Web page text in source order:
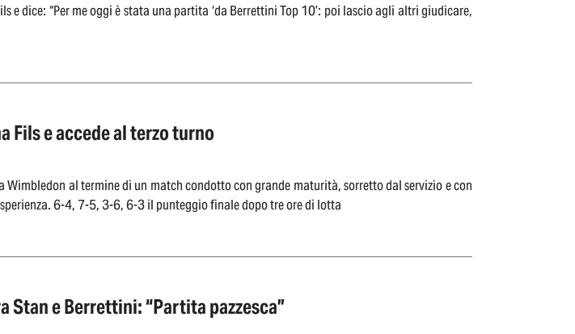
e dice: “Per me oggi è stata una partita ‘da Berrettini Top 10’: poi lascio agli altri giudicare,
Fils e accede al terzo turno
Wimbledon al termine di un match condotto con grande maturità, sorretto dal servizio e con
6-4, 7-5, 3-6, 6-3 il punteggio finale dopo tre ore di lotta
Stan e Berrettini: “Partita pazzesca”